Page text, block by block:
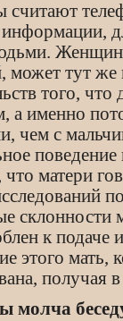
может тут же
того,
а именно
чем с
поведение
что матери
склонности
к подаче
этого мать,
получая